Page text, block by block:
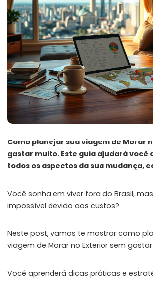
Como planejar sua viagem de Morar
gastar muito. Este guia ajudará você
todos os aspectos da sua mudança,
Você sonha em viver fora do Brasil,
impossível devido aos custos?
Neste post, vamos te mostrar como
viagem de Morar no Exterior sem
Você aprenderá dicas práticas e